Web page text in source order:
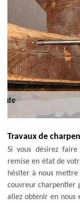
Travaux de
Si vous désirez
remise en état de
hésiter à nous
couvreur charpentier
allez obtenir en nous